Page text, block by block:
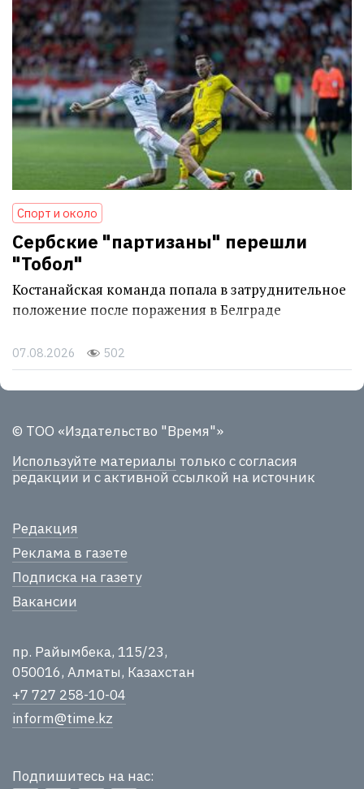
Спорт и около
Сербские "партизаны" перешли
"Тобол"
Костанайская команда попала в затруднительное
положение после поражения в Белграде
07.08.2026 502
© ТОО «Издательство "Время"»
Используйте материалы только с согласия
редакции и с активной ссылкой на источник
Редакция
Реклама в газете
Подписка на газету
Вакансии
пр. Райымбека, 115/23,
050016, Алматы, Казахстан
+7 727 258-10-04
inform@time.kz
Подпишитесь на нас: